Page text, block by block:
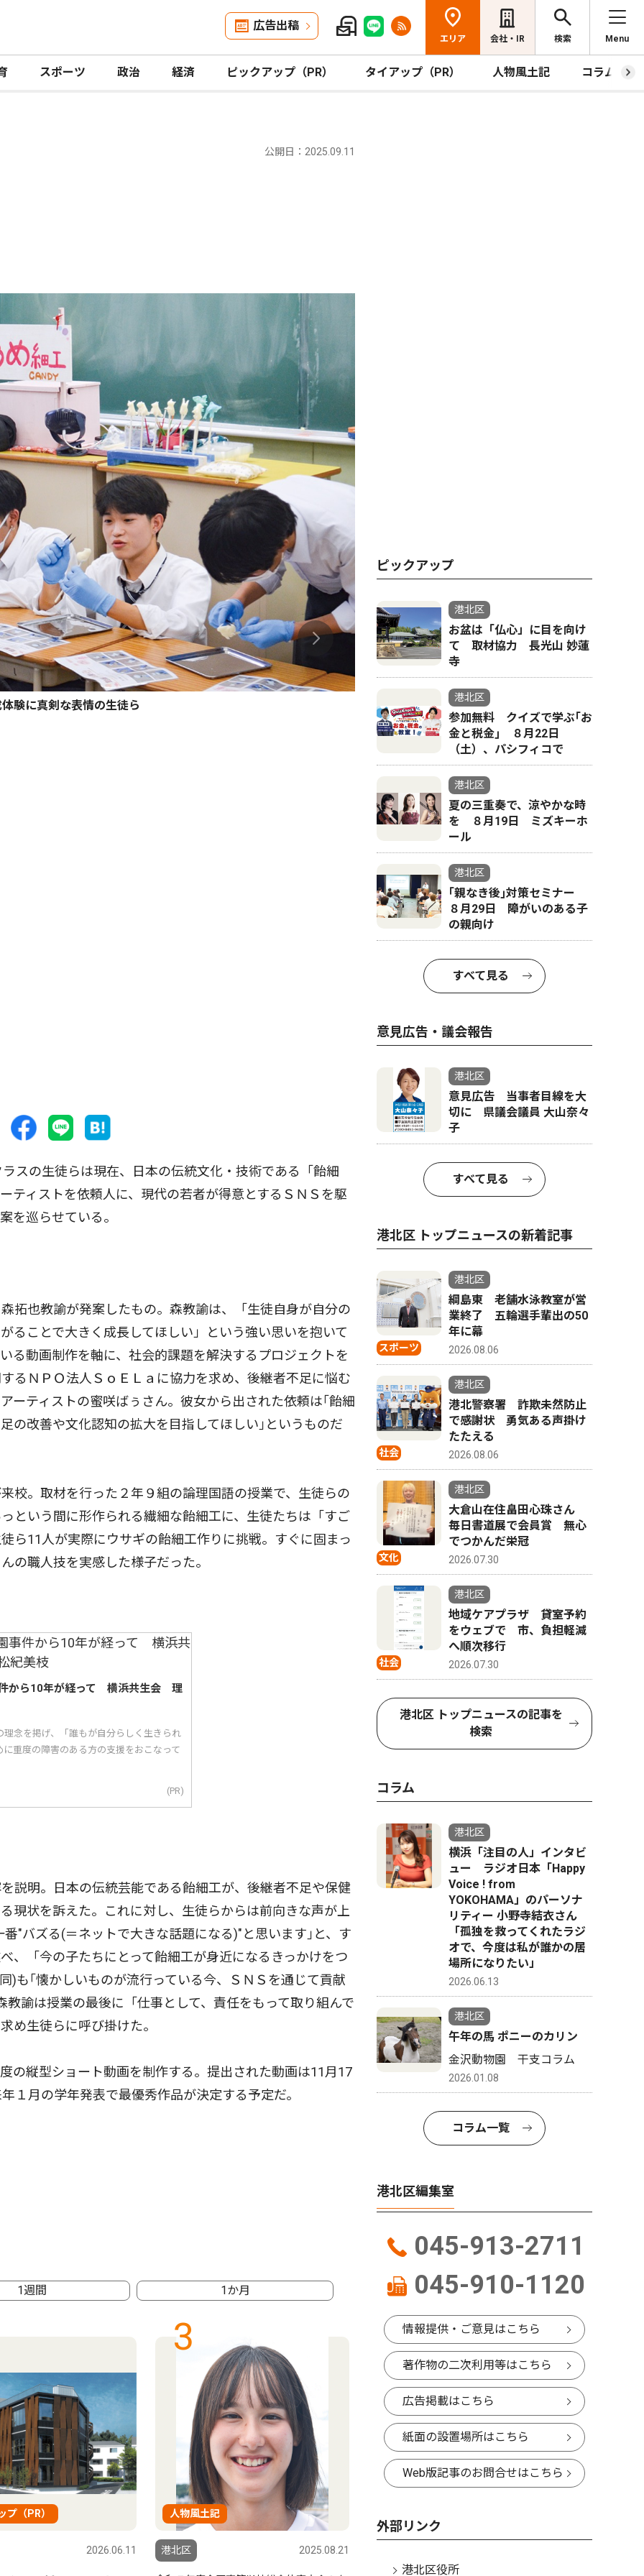
広告出稿
エリア 会社・IR 検索 Menu
スポーツ 政治 経済 ピックアップ（PR） タイアップ（PR） 人物風土記 コラム
公開日：2025.09.11
験に真剣な表情の生徒ら
の生徒らは現在、日本の伝統文化・技術である「飴細
ティストを依頼人に、現代の若者が得意とするＳＮＳを駆
を巡らせている。
也教諭が発案したもの。森教諭は、「生徒自身が自分の
ることで大きく成長してほしい」という強い思いを抱いて
る動画制作を軸に、社会的課題を解決するプロジェクトを
るＮＰＯ法人ＳｏＥＬａに協力を求め、後継者不足に悩む
ーティストの蜜咲ばぅさん。彼女から出された依頼は｢飴細
の改善や文化認知の拡大を目指してほしい｣というものだ
。取材を行った２年９組の論理国語の授業で、生徒らの
という間に形作られる繊細な飴細工に、生徒たちは「すご
ら11人が実際にウサギの飴細工作りに挑戦。すぐに固まっ
の職人技を実感した様子だった。
から10年が経って 横浜共生会 理
理念を掲げ、「誰もが自分らしく生きられ
重度の障害のある方の支援をおこなって
(PR)
明。日本の伝統芸能である飴細工が、後継者不足や保健
現状を訴えた。これに対し、生徒らからは前向きな声が上
"バズる(＝ネットで大きな話題になる)"と思います｣と、す
、「今の子たちにとって飴細工が身近になるきっかけをつ
)も｢懐かしいものが流行っている今、ＳＮＳを通じて貢献
諭は授業の最後に「仕事として、責任をもって取り組んで
め生徒らに呼び掛けた。
縦型ショート動画を制作する。提出された動画は11月17
１月の学年発表で最優秀作品が決定する予定だ。
1週間 1か月
プ（PR）
2026.06.11
3
人物風土記
港北区 2025.08.21
4
ピックアップ
港北区
お盆は「仏心」に目を向け
て 取材協力 長光山 妙蓮
寺
港北区
参加無料 クイズで学ぶ｢お
金と税金｣ ８月22日
（土）、パシフィコで
港北区
夏の三重奏で、涼やかな時
を ８月19日 ミズキーホ
ール
港北区
｢親なき後｣対策セミナー
８月29日 障がいのある子
の親向け
すべて見る
意見広告・議会報告
港北区
意見広告 当事者目線を大
切に 県議会議員 大山奈々
子
すべて見る
港北区 トップニュースの新着記事
スポーツ
港北区
綱島東 老舗水泳教室が営
業終了 五輪選手輩出の50
年に幕
2026.08.06
社会
港北区
港北警察署 詐欺未然防止
で感謝状 勇気ある声掛け
たたえる
2026.08.06
文化
港北区
大倉山在住畠田心珠さん
毎日書道展で会員賞 無心
でつかんだ栄冠
2026.07.30
社会
港北区
地域ケアプラザ 貸室予約
をウェブで 市、負担軽減
へ順次移行
2026.07.30
港北区 トップニュースの記事を
検索
コラム
港北区
横浜「注目の人」インタビ
ュー ラジオ日本「Happy
Voice ! from
YOKOHAMA」のパーソナ
リティー 小野寺結衣さん
「孤独を救ってくれたラジ
オで、今度は私が誰かの居
場所になりたい」
2026.06.13
港北区
午年の馬 ポニーのカリン
金沢動物園 干支コラム
2026.01.08
コラム一覧
港北区編集室
045-913-2711
045-910-1120
情報提供・ご意見はこちら
著作物の二次利用等はこちら
広告掲載はこちら
紙面の設置場所はこちら
Web版記事のお問合せはこちら
外部リンク
港北区役所